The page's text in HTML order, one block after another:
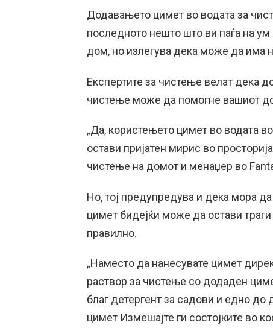
Додавањето цимет во водата за
последното нешто што ви паѓа на ум
дом, но излегува дека може да има
Експертите за чистење велат дека
чистење може да помогне вашиот
„Да, користењето цимет во водата
остави пријатен мирис во
чистење на домот и менаџер во
Но, тој предупредува и дека мора
цимет бидејќи може да остави
правилно.
„Наместо да нанесувате цимет
раствор за чистење со додаден
благ детергент за садови и едно
цимет Измешајте ги состојките во